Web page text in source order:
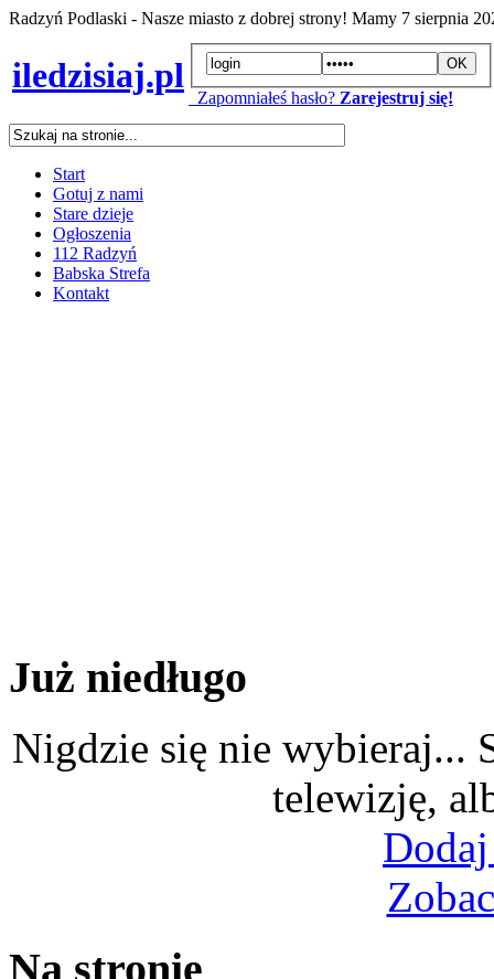
Radzyń Podlaski - Nasze miasto z dobrej strony! Mamy 7 sierpnia
iledzisiaj.pl
Zapomniałeś hasło? Zarejestruj się!
Start
Gotuj z nami
Stare dzieje
Ogłoszenia
112 Radzyń
Babska Strefa
Kontakt
Już niedługo
Nigdzie się nie wybieraj...
telewizję,
Na stronie